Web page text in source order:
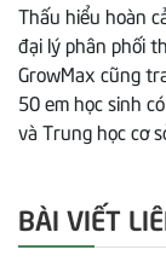
Thấu hiểu hoàn
đại lý phân phối
GrowMax cũng
50 em học sinh
và Trung học cơ
BÀI VIẾT